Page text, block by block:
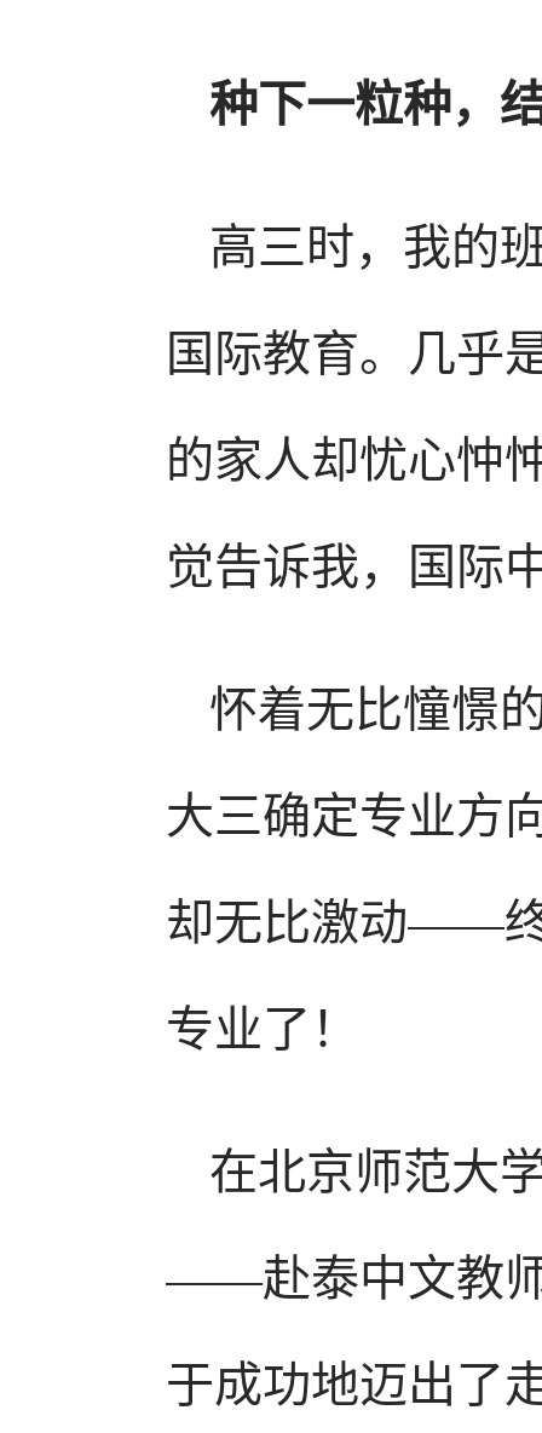
种下一粒种，
高三时，我的
国际教育。几乎
的家人却忧心忡
觉告诉我，国际
怀着无比憧憬
大三确定专业方
却无比激动——
专业了！
在北京师范大
——赴泰中文教
于成功地迈出了